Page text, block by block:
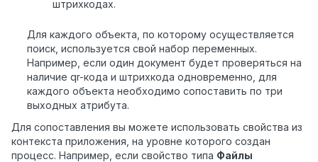
штрихкодах.
Для каждого объекта, по которому осуществляется
поиск, используется свой набор переменных.
Например, если один документ будет проверяться на
наличие qr-кода и штрихкода одновременно, для
каждого объекта необходимо сопоставить по три
выходных атрибута.
Для сопоставления вы можете использовать свойства из
контекста приложения, на уровне которого создан
процесс. Например, если свойство типа Файлы